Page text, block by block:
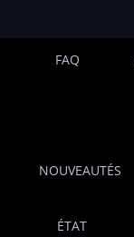
FAQ
NOUVEAUTÉS
ÉTAT